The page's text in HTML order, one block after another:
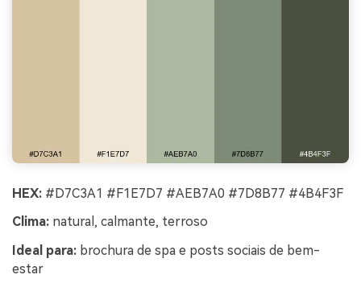
HEX: #D7C3A1 #F1E7D7 #AEB7A0 #7D8B77 #4B4F3F
Clima: natural, calmante, terroso
Ideal para: brochura de spa e posts sociais de bem-
estar